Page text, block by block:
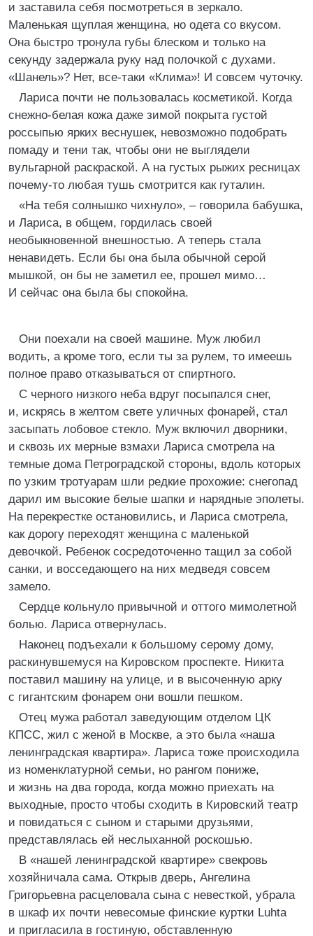
и заставила себя посмотреться в зеркало.
Маленькая щуплая женщина, но одета со вкусом.
Она быстро тронула губы блеском и только на
секунду задержала руку над полочкой с духами.
«Шанель»? Нет, все-таки «Клима»! И совсем чуточку.
Лариса почти не пользовалась косметикой. Когда
снежно-белая кожа даже зимой покрыта густой
россыпью ярких веснушек, невозможно подобрать
помаду и тени так, чтобы они не выглядели
вульгарной раскраской. А на густых рыжих ресницах
почему-то любая тушь смотрится как гуталин.
«На тебя солнышко чихнуло», – говорила бабушка,
и Лариса, в общем, гордилась своей
необыкновенной внешностью. А теперь стала
ненавидеть. Если бы она была обычной серой
мышкой, он бы не заметил ее, прошел мимо…
И сейчас она была бы спокойна.
Они поехали на своей машине. Муж любил
водить, а кроме того, если ты за рулем, то имеешь
полное право отказываться от спиртного.
С черного низкого неба вдруг посыпался снег,
и, искрясь в желтом свете уличных фонарей, стал
засыпать лобовое стекло. Муж включил дворники,
и сквозь их мерные взмахи Лариса смотрела на
темные дома Петроградской стороны, вдоль которых
по узким тротуарам шли редкие прохожие: снегопад
дарил им высокие белые шапки и нарядные эполеты.
На перекрестке остановились, и Лариса смотрела,
как дорогу переходят женщина с маленькой
девочкой. Ребенок сосредоточенно тащил за собой
санки, и восседающего на них медведя совсем
замело.
Сердце кольнуло привычной и оттого мимолетной
болью. Лариса отвернулась.
Наконец подъехали к большому серому дому,
раскинувшемуся на Кировском проспекте. Никита
поставил машину на улице, и в высоченную арку
с гигантским фонарем они вошли пешком.
Отец мужа работал заведующим отделом ЦК
КПСС, жил с женой в Москве, а это была «наша
ленинградская квартира». Лариса тоже происходила
из номенклатурной семьи, но рангом пониже,
и жизнь на два города, когда можно приехать на
выходные, просто чтобы сходить в Кировский театр
и повидаться с сыном и старыми друзьями,
представлялась ей неслыханной роскошью.
В «нашей ленинградской квартире» свекровь
хозяйничала сама. Открыв дверь, Ангелина
Григорьевна расцеловала сына с невесткой, убрала
в шкаф их почти невесомые финские куртки Luhta
и пригласила в гостиную, обставленную